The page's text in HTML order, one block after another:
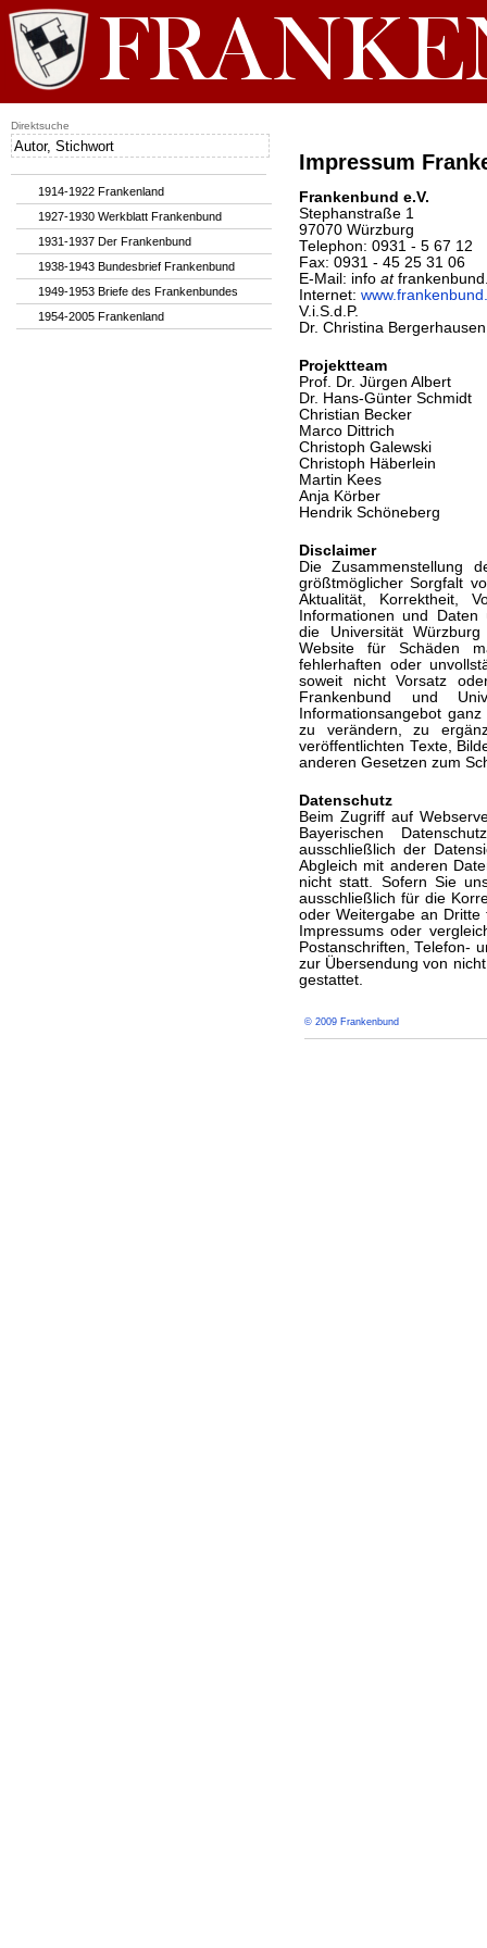
Impressum
Frankenbund e.V.
Stephanstraße 1
97070 Würzburg
Telephon: 0931 - 5 67 12
Fax: 0931 - 45 25 31 06
E-Mail: info at
Internet:
V.i.S.d.P.
Dr. Christina
Projektteam
Prof. Dr. Jürgen Albert
Dr. Hans-Günter Schmidt
Christian Becker
Marco Dittrich
Christoph Galewski
Christoph Häberlein
Martin Kees
Anja Körber
Hendrik Schöneberg
Disclaimer
Die Zusammenstellung
größtmöglicher Sorgfalt
Aktualität, Korrektheit,
Informationen und
die Universität
Website für Schäden
fehlerhaften oder
soweit nicht Vorsatz
Frankenbund und
Informationsangebot
zu verändern, zu
veröffentlichten Texte,
anderen Gesetzen zum
Datenschutz
Beim Zugriff auf
Bayerischen
ausschließlich der
Abgleich mit anderen
nicht statt. Sofern Sie
ausschließlich für die
oder Weitergabe an
Impressums oder
Postanschriften, Telefon-
zur Übersendung von
gestattet.
© 2009 Frankenbund
1914-1922 Frankenland
1927-1930 Werkblatt Frankenbund
1931-1937 Der Frankenbund
1938-1943 Bundesbrief Frankenbund
1949-1953 Briefe des Frankenbundes
1954-2005 Frankenland
Direktsuche